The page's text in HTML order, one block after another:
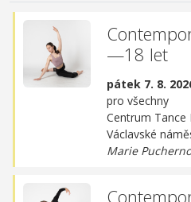
—18 let
pátek 7. 8.
pro všechny
Centrum Tance
Václavské
Marie